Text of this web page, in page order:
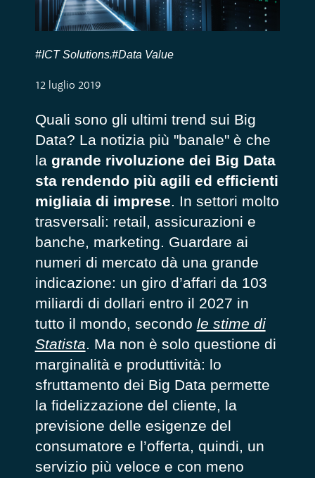
#ICT Solutions,#Data Value
12 luglio 2019
Quali sono gli ultimi trend sui Big
Data? La notizia più "banale" è che
la grande rivoluzione dei Big Data
sta rendendo più agili ed efficienti
migliaia di imprese. In settori molto
trasversali: retail, assicurazioni e
banche, marketing. Guardare ai
numeri di mercato dà una grande
indicazione: un giro d’affari da 103
miliardi di dollari entro il 2027 in
tutto il mondo, secondo le stime di
Statista. Ma non è solo questione di
marginalità e produttività: lo
sfruttamento dei Big Data permette
la fidelizzazione del cliente, la
previsione delle esigenze del
consumatore e l’offerta, quindi, un
servizio più veloce e con meno